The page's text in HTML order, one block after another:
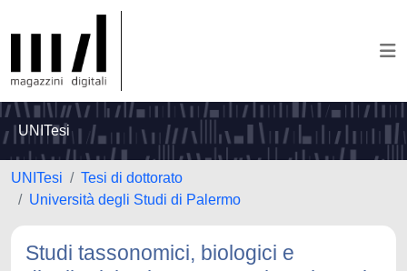
UNITesi
UNITesi
Tesi di dottorato
Università degli Studi di Palermo
Studi tassonomici, biologici e